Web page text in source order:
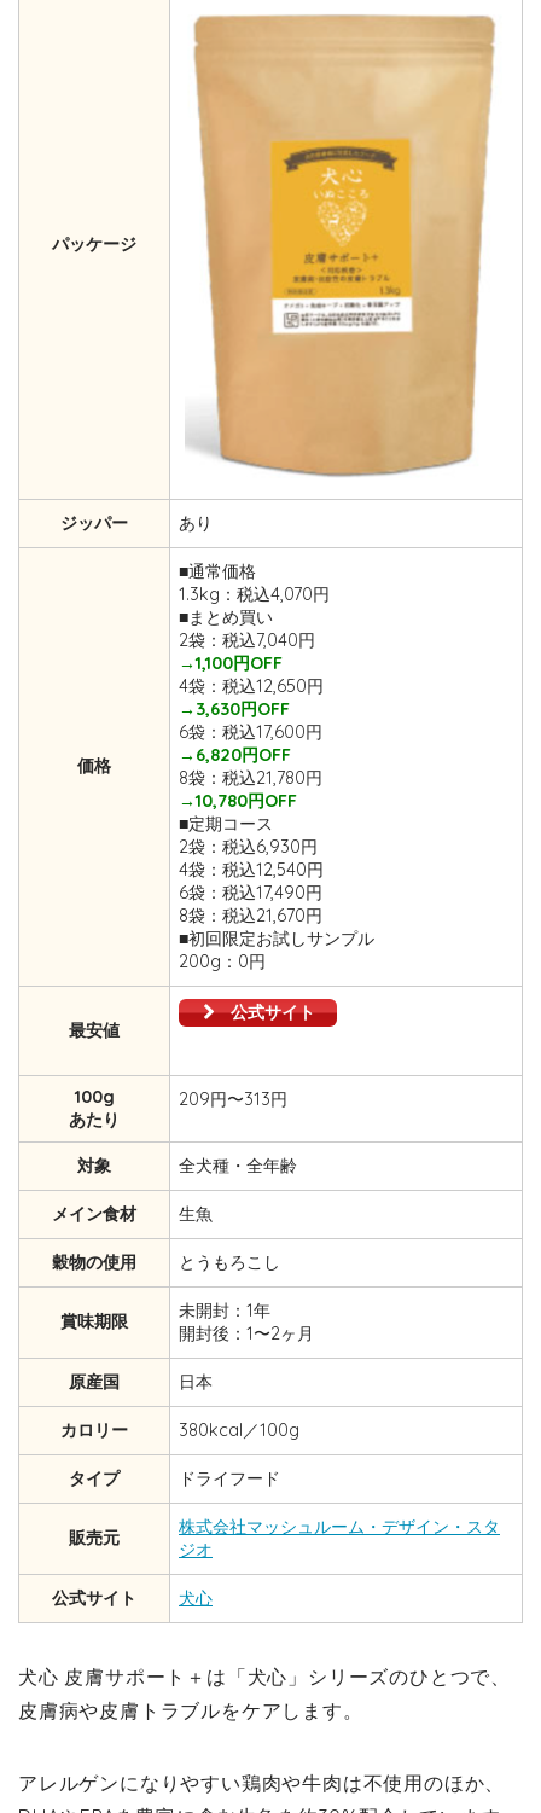
パッケージ
ジッパー あり
価格
■通常価格
1.3kg：税込4,070円
■まとめ買い
2袋：税込7,040円
→1,100円OFF
4袋：税込12,650円
→3,630円OFF
6袋：税込17,600円
→6,820円OFF
8袋：税込21,780円
→10,780円OFF
■定期コース
2袋：税込6,930円
4袋：税込12,540円
6袋：税込17,490円
8袋：税込21,670円
■初回限定お試しサンプル
200g：0円
最安値
公式サイト
100g
あたり
209円〜313円
対象 全犬種・全年齢
メイン食材 生魚
穀物の使用 とうもろこし
賞味期限
未開封：1年
開封後：1〜2ヶ月
原産国 日本
カロリー 380kcal／100g
タイプ ドライフード
販売元
株式会社マッシュルーム・デザイン・スタ
ジオ
公式サイト 犬心
犬心 皮膚サポート＋は「犬心」シリーズのひとつで、
皮膚病や皮膚トラブルをケアします。
アレルゲンになりやすい鶏肉や牛肉は不使用のほか、